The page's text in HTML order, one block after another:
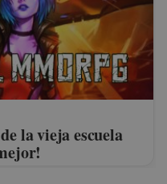
la vieja escuela